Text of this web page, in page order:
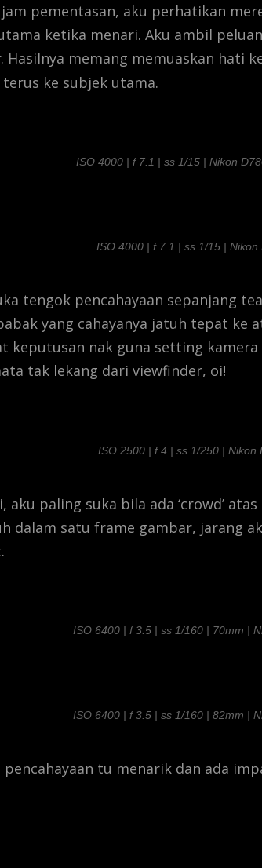
pementasan, aku perhatikan
ketika menari. Aku ambil
. Hasilnya memang memuaskan hati
ke subjek utama.
ISO 4000 | f 7.1 | ss 1/15 | Nikon
ISO 4000 | f 7.1 | ss 1/15 | Nikon
tengok pencahayaan sepanjang
yang cahayanya jatuh tepat ke
keputusan nak guna setting
tak lekang dari viewfinder, oi!
ISO 2500 | f 4 | ss 1/250 | Nikon
aku paling suka bila ada ‘crowd’
dalam satu frame gambar, jarang
ISO 6400 | f 3.5 | ss 1/160 | 70mm |
ISO 6400 | f 3.5 | ss 1/160 | 82mm |
pencahayaan tu menarik dan ada